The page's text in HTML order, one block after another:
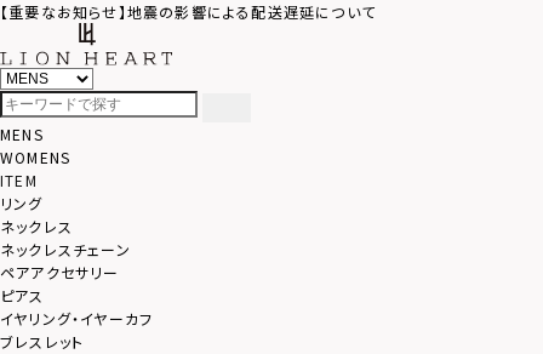
【重要なお知らせ】地震の影響による配送遅延について
MENS
WOMENS
ITEM
リング
ネックレス
ネックレスチェーン
ペアアクセサリー
ピアス
イヤリング・イヤーカフ
ブレスレット